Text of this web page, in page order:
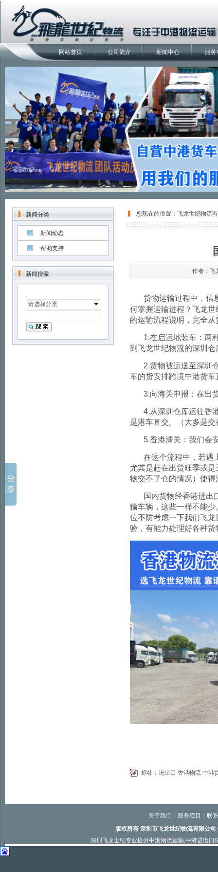
网站首页 公司简介 新闻中心 服务
您现在的位置： 飞龙世纪物流
新闻搜索
请选择分类
新闻分类
新闻动态
帮助支持
作者：
货物运输过程中，信
何掌握运输进程？飞龙
的运输流程说明，完全
1.在启运地装车：两
到飞龙世纪物流的深圳仓
2.货物被运送至深圳
车的货安排跨境中港货车
3.向海关申报：在出
4.从深圳仓库运往香
是港车直交。（大多是
5.香港清关：我们会
在这个流程中，若遇
尤其是赶在出货旺季或
物交不了仓的情况）使
国内货物经香港进出
输车辆，这些一样不能
位不防考虑一下我们飞
验，有能力处理好各种
标签： 进出口 香港物流 中港
关于我们 | 服务项目 | 联
版权所有 深圳市飞龙世纪物流有限公司
深圳飞龙世纪专业提供中港物流运输,中港进出口